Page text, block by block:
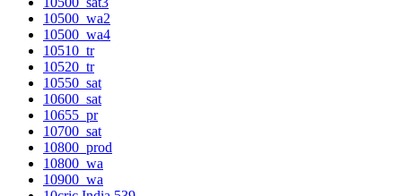
10500_wa2
10500_wa4
10510_tr
10520_tr
10550_sat
10600_sat
10655_pr
10700_sat
10800_prod
10800_wa
10900_wa